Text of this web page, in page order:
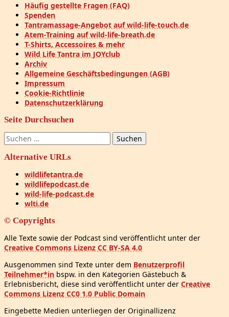
Häufig gestellte Fragen (FAQ)
Spenden
Tantramassage-Angebot auf wild-life-touch.de
Atem-Training auf wild-life-breath.de
T-Shirts, Accessoires & mehr
Wild Life Tantra im JOYclub
Archiv
Allgemeine Geschäftsbedingungen (AGB)
Impressum
Cookie-Richtlinie
Datenschutzerklärung
Seite Durchsuchen
Suchen
nach:
Alternative URLs
wildlifetantra.de
wildlifepodcast.de
wild-life-podcast.de
wlti.de
© Copyrights
Alle Texte sowie der Podcast sind veröffentlicht unter der
Creative Commons Lizenz CC BY-SA 4.0
Ausgenommen sind Texte unter dem Benutzerprofil
Teilnehmer*in bspw. in den Kategorien Gästebuch &
Erlebnisbericht, diese sind veröffentlicht unter der Creative
Commons Lizenz CC0 1.0 Public Domain
Eingebette Medien unterliegen der Originallizenz